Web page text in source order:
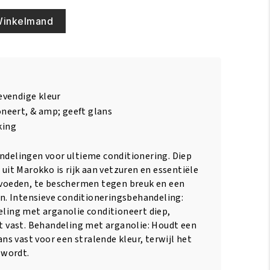
kleur
& amp; geeft glans
voor ultieme conditionering. Diep
Marokko is rijk aan vetzuren en essentiële
te beschermen tegen breuk en een
Intensieve conditioneringsbehandeling:
met arganolie conditioneert diep,
vast. Behandeling met arganolie: Houdt een
vast voor een stralende kleur, terwijl het